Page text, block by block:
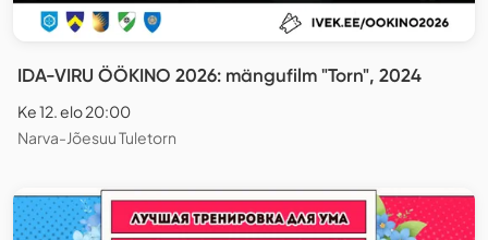
IDA-VIRU ÖÖKINO 2026: mängufilm "Torn", 2024
Ke 12. elo 20:00
Narva-Jõesuu Tuletorn